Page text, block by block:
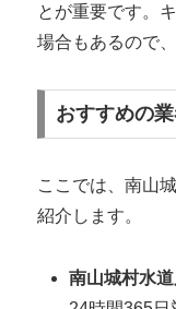
とが重要です。
場合もあるので
おすすめの
ここでは、南山
紹介します。
南山城村水